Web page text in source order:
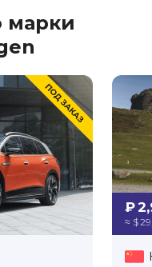
марки
₽
≈ $